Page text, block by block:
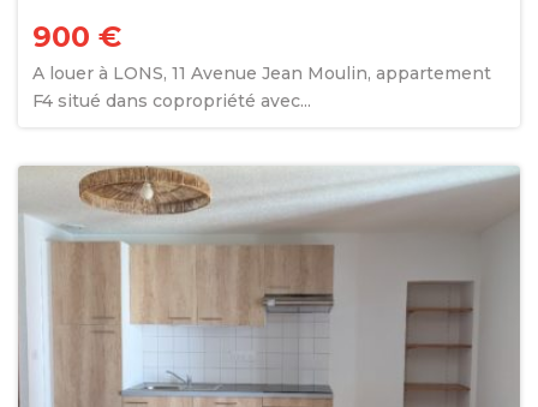
900 €
A louer à LONS, 11 Avenue Jean Moulin, appartement
F4 situé dans copropriété avec...